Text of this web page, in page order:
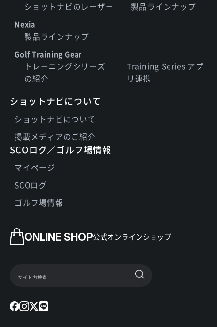
ONLINE SHOP公式オンラインショップ
ショットナビのレーザー 製品ラインナップ
Nexia
製品ラインナップ
Golf Training Gear
トレーニングシリーズ
の紹介
Training Series アプ
リ連携
ショットナビについて
ショットナビについて
掲載メディアのご紹介
SCOログ／ゴルフ場情報
マイページ
SCOログ
ゴルフ場情報